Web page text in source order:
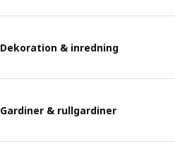
Dekoration & inredning
Gardiner & rullgardiner